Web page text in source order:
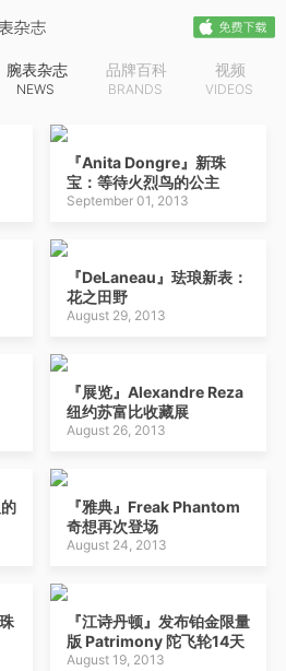
腕表杂志
NEWS
品牌百科
BRANDS
视频
VIDEOS
『Anita Dongre』新珠
宝：等待火烈鸟的公主
September 01, 2013
『DeLaneau』珐琅新表：
花之田野
August 29, 2013
『展览』Alexandre Reza
纽约苏富比收藏展
August 26, 2013
『雅典』Freak Phantom
奇想再次登场
August 24, 2013
『江诗丹顿』发布铂金限量
版 Patrimony 陀飞轮14天
动能腕表
August 19, 2013